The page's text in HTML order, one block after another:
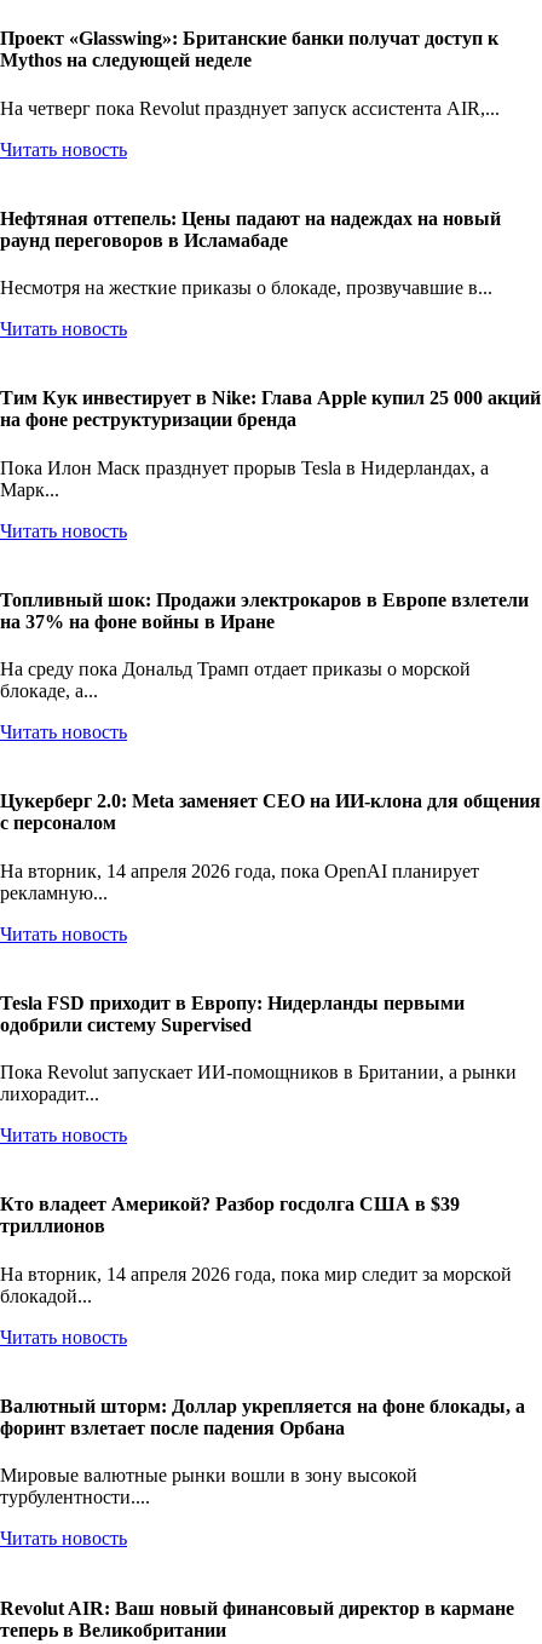
Проект «Glasswing»: Британские банки получат доступ к
Mythos на следующей неделе
На четверг пока Revolut празднует запуск ассистента AIR,...
Читать новость
Нефтяная оттепель: Цены падают на надеждах на новый
раунд переговоров в Исламабаде
Несмотря на жесткие приказы о блокаде, прозвучавшие в...
Читать новость
Тим Кук инвестирует в Nike: Глава Apple купил 25 000 акций
на фоне реструктуризации бренда
Пока Илон Маск празднует прорыв Tesla в Нидерландах, а
Марк...
Читать новость
Топливный шок: Продажи электрокаров в Европе взлетели
на 37% на фоне войны в Иране
На среду пока Дональд Трамп отдает приказы о морской
блокаде, а...
Читать новость
Цукерберг 2.0: Meta заменяет CEO на ИИ-клона для общения
с персоналом
На вторник, 14 апреля 2026 года, пока OpenAI планирует
рекламную...
Читать новость
Tesla FSD приходит в Европу: Нидерланды первыми
одобрили систему Supervised
Пока Revolut запускает ИИ-помощников в Британии, а рынки
лихорадит...
Читать новость
Кто владеет Америкой? Разбор госдолга США в $39
триллионов
На вторник, 14 апреля 2026 года, пока мир следит за морской
блокадой...
Читать новость
Валютный шторм: Доллар укрепляется на фоне блокады, а
форинт взлетает после падения Орбана
Мировые валютные рынки вошли в зону высокой
турбулентности....
Читать новость
Revolut AIR: Ваш новый финансовый директор в кармане
теперь в Великобритании